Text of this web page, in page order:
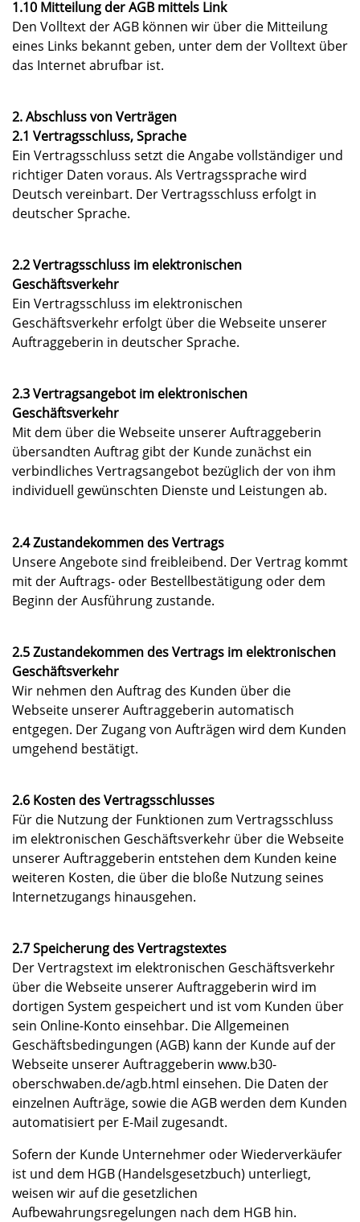
1.10 Mitteilung der AGB mittels Link
Den Volltext der AGB können wir über die Mitteilung
eines Links bekannt geben, unter dem der Volltext über
das Internet abrufbar ist.
2. Abschluss von Verträgen
2.1 Vertragsschluss, Sprache
Ein Vertragsschluss setzt die Angabe vollständiger und
richtiger Daten voraus. Als Vertragssprache wird
Deutsch vereinbart. Der Vertragsschluss erfolgt in
deutscher Sprache.
2.2 Vertragsschluss im elektronischen
Geschäftsverkehr
Ein Vertragsschluss im elektronischen
Geschäftsverkehr erfolgt über die Webseite unserer
Auftraggeberin in deutscher Sprache.
2.3 Vertragsangebot im elektronischen
Geschäftsverkehr
Mit dem über die Webseite unserer Auftraggeberin
übersandten Auftrag gibt der Kunde zunächst ein
verbindliches Vertragsangebot bezüglich der von ihm
individuell gewünschten Dienste und Leistungen ab.
2.4 Zustandekommen des Vertrags
Unsere Angebote sind freibleibend. Der Vertrag kommt
mit der Auftrags- oder Bestellbestätigung oder dem
Beginn der Ausführung zustande.
2.5 Zustandekommen des Vertrags im elektronischen
Geschäftsverkehr
Wir nehmen den Auftrag des Kunden über die
Webseite unserer Auftraggeberin automatisch
entgegen. Der Zugang von Aufträgen wird dem Kunden
umgehend bestätigt.
2.6 Kosten des Vertragsschlusses
Für die Nutzung der Funktionen zum Vertragsschluss
im elektronischen Geschäftsverkehr über die Webseite
unserer Auftraggeberin entstehen dem Kunden keine
weiteren Kosten, die über die bloße Nutzung seines
Internetzugangs hinausgehen.
2.7 Speicherung des Vertragstextes
Der Vertragstext im elektronischen Geschäftsverkehr
über die Webseite unserer Auftraggeberin wird im
dortigen System gespeichert und ist vom Kunden über
sein Online-Konto einsehbar. Die Allgemeinen
Geschäftsbedingungen (AGB) kann der Kunde auf der
Webseite unserer Auftraggeberin www.b30-
oberschwaben.de/agb.html einsehen. Die Daten der
einzelnen Aufträge, sowie die AGB werden dem Kunden
automatisiert per E-Mail zugesandt.
Sofern der Kunde Unternehmer oder Wiederverkäufer
ist und dem HGB (Handelsgesetzbuch) unterliegt,
weisen wir auf die gesetzlichen
Aufbewahrungsregelungen nach dem HGB hin.